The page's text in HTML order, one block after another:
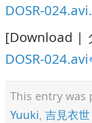
DOSR-
[Download |
DOSR-024.avi
This entry was
Yuuki, 吉見衣